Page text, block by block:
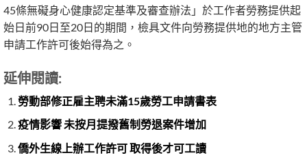
45條無礙身心健康認定基準及審查辦法」於工作者勞務提供起
始日前90日至20日的期間，檢具文件向勞務提供地的地方主管
申請工作許可後始得為之。
延伸閱讀:
勞動部修正雇主聘未滿15歲勞工申請書表
疫情影響 未按月提撥舊制勞退案件增加
僑外生線上辦工作許可 取得後才可工讀